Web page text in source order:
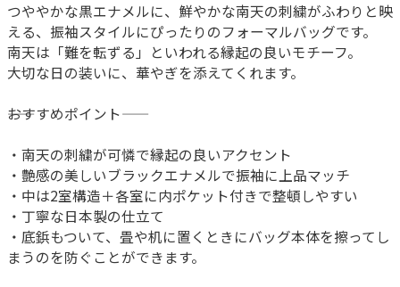
つややかな黒エナメルに、鮮やかな南天の刺繍がふわりと映
える、振袖スタイルにぴったりのフォーマルバッグです。
南天は「難を転ずる」といわれる縁起の良いモチーフ。
大切な日の装いに、華やぎを添えてくれます。
――おすすめポイント――
・南天の刺繍が可憐で縁起の良いアクセント
・艶感の美しいブラックエナメルで振袖に上品マッチ
・中は2室構造＋各室に内ポケット付きで整頓しやすい
・丁寧な日本製の仕立て
・底鋲もついて、畳や机に置くときにバッグ本体を擦ってし
まうのを防ぐことができます。